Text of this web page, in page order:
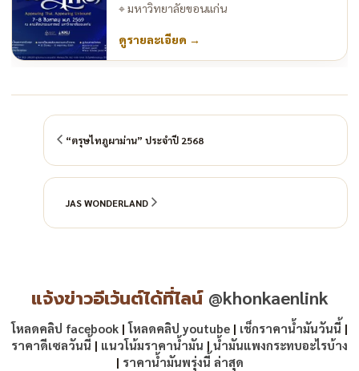
⌖มหาวิทยาลัยขอนแก่น
ดูรายละเอียด →
“ตรุษไทภูผาม่าน” ประจำปี 2568
JAS WONDERLAND
แจ้งข่าวอีเว้นต์ได้ที่ไลน์ @khonkaenlink
โหลดคลิป facebook |โหลดคลิป youtube | เช็กราคาน้ำมันวันนี้ |
ราคาดีเซลวันนี้ | แนวโน้มราคาน้ำมัน | น้ำมันแพงกระทบอะไรบ้าง
| ราคาน้ำมันพรุ่งนี้ ล่าสุด